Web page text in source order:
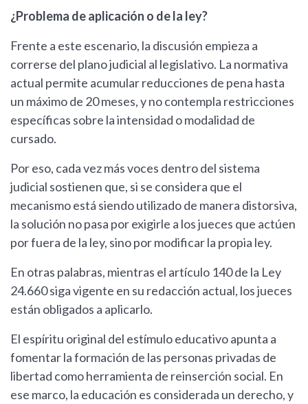
¿Problema de aplicación o de la ley?
Frente a este escenario, la discusión empieza a
correrse del plano judicial al legislativo. La normativa
actual permite acumular reducciones de pena hasta
un máximo de 20 meses, y no contempla restricciones
específicas sobre la intensidad o modalidad de
cursado.
Por eso, cada vez más voces dentro del sistema
judicial sostienen que, si se considera que el
mecanismo está siendo utilizado de manera distorsiva,
la solución no pasa por exigirle a los jueces que actúen
por fuera de la ley, sino por modificar la propia ley.
En otras palabras, mientras el artículo 140 de la Ley
24.660 siga vigente en su redacción actual, los jueces
están obligados a aplicarlo.
El espíritu original del estímulo educativo apunta a
fomentar la formación de las personas privadas de
libertad como herramienta de reinserción social. En
ese marco, la educación es considerada un derecho, y